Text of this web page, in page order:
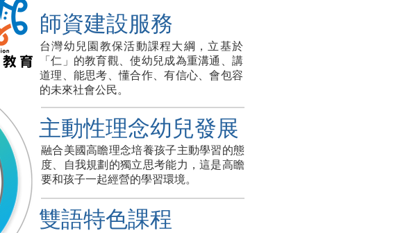
師資建設服務
台灣幼兒園教保活動課程大綱，立基於
「仁」的教育觀、使幼兒成為重溝通、講
道理、能思考、懂合作、有信心、會包容
的未來社會公民。
融合美國高瞻理念培養孩子主動學習的態
度、自我規劃的獨立思考能力，這是高瞻
要和孩子一起經營的學習環境。
主動性理念幼兒發展
雙語特色課程